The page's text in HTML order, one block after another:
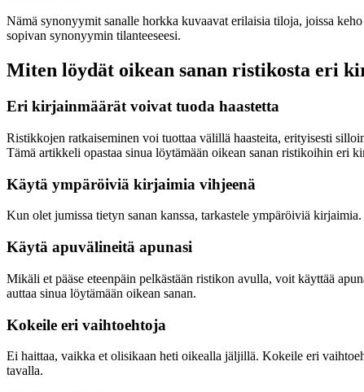
Nämä synonyymit sanalle horkka kuvaavat erilaisia tiloja, joissa
sopivan synonyymin tilanteeseesi.
Miten löydät oikean sanan ristikosta eri
Eri kirjainmäärät voivat tuoda haastetta
Ristikkojen ratkaiseminen voi tuottaa välillä haasteita, erityisesti
Tämä artikkeli opastaa sinua löytämään oikean sanan ristikoihin eri
Käytä ympäröiviä kirjaimia vihjeenä
Kun olet jumissa tietyn sanan kanssa, tarkastele ympäröiviä
Käytä apuvälineitä apunasi
Mikäli et pääse eteenpäin pelkästään ristikon avulla, voit käyttää
auttaa sinua löytämään oikean sanan.
Kokeile eri vaihtoehtoja
Ei haittaa, vaikka et olisikaan heti oikealla jäljillä. Kokeile eri
tavalla.